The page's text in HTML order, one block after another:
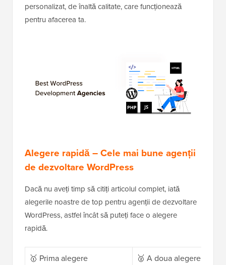
personalizat, de înaltă calitate, care funcționează
pentru afacerea ta.
Alegere rapidă – Cele mai bune agenții
de dezvoltare WordPress
Dacă nu aveți timp să citiți articolul complet, iată
alegerile noastre de top pentru agenții de dezvoltare
WordPress, astfel încât să puteți face o alegere
rapidă.
🥇 Prima alegere 🥈 A doua alegere